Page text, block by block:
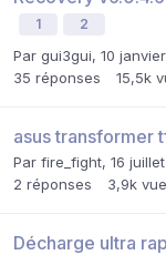
1 2
Par gui3gui, 10
35 réponses 15,5k
asus transformer
Par fire_fight, 16
2 réponses 3,9k
Décharge ultra